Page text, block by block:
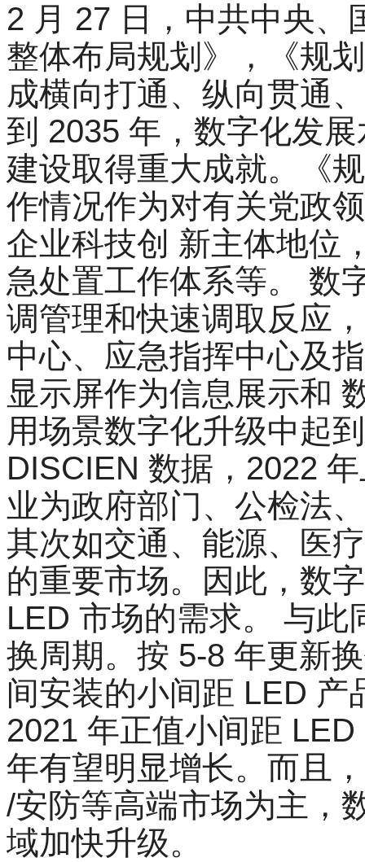
2 月 27 日，中共中央、
整体布局规划》，《规
成横向打通、纵向贯通
到 2035 年，数字化发
建设取得重大成就。《
作情况作为对有关党政
企业科技创 新主体地位
急处置工作体系等。 数
调管理和快速调取反应
中心、应急指挥中心及
显示屏作为信息展示和
用场景数字化升级中起
DISCIEN 数据，2022
业为政府部门、公检法
其次如交通、能源、医
的重要市场。因此，数
LED 市场的需求。 与此
换周期。按 5-8 年更新
间安装的小间距 LED 产
2021 年正值小间距
年有望明显增长。而且
/安防等高端市场为主，
域加快升级。